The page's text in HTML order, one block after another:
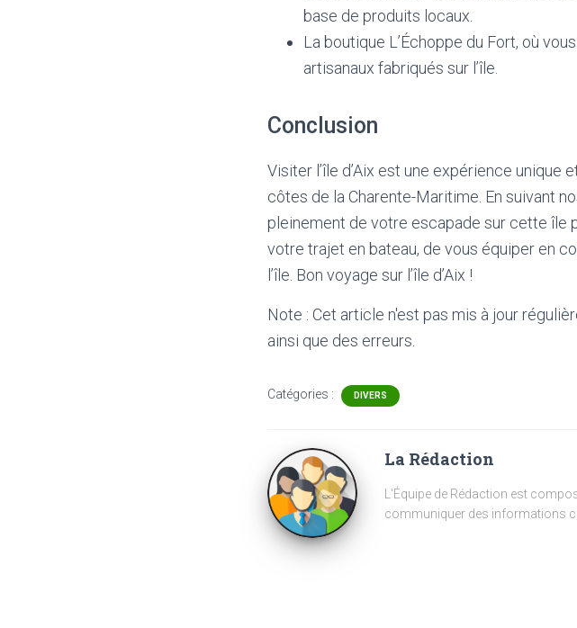
base de produits locaux.
La boutique L’Échoppe du Fort, où
artisanaux fabriqués sur l’île.
Conclusion
Visiter l’île d’Aix est une expérience
côtes de la Charente-Maritime. En suivant
pleinement de votre escapade sur cette île
votre trajet en bateau, de vous équiper en
l’île. Bon voyage sur l’île d’Aix !
Note : Cet article n'est pas mis à jour
ainsi que des erreurs.
Catégories : DIVERS
La Rédaction
L'Équipe de Rédaction est
communiquer des informations